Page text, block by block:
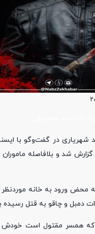
در گفت‌وگو با ایسنا
شد و بلافاصله
محض ورود به خانه
دمبل و چاقو به قتل رسیده
همسر مقتول است خودش